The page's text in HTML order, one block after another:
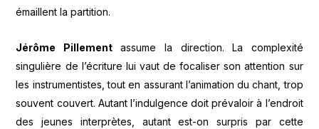
émaillent la partition.
Jérôme Pillementassume la direction. La complexité
singulière de l’écriture lui vaut de focaliser son attention sur
les instrumentistes, tout en assurant l’animation du chant, trop
souvent couvert. Autant l’indulgence doit prévaloir à l’endroit
des jeunes interprètes, autant est-on surpris par cette